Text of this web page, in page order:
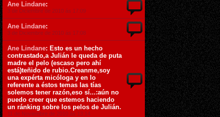
Ane Lindane:
3 de Diciembre de 2010 ás 17:09
Ane Lindane:
3 de Diciembre de 2010 ás 17:08
Ane Lindane: Esto es un hecho
contrastado,a Julián le queda de puta
madre el pelo (escaso pero ahí
está)teñido de rubio.Creanme,soy
una expérta micóloga y en lo
referente a éstos temas las tías
solemos tener razón,eso sí...:aún no
puedo creer que estemos haciendo
un ránking sobre los pelos de Julián.
11 de Noviembre de 2010 ás 13:14